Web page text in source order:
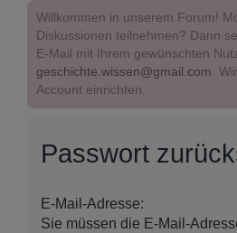
Willkommen in unserem Forum!
Diskussionen teilnehmen? Dann
E-Mail mit Ihrem gewünschten
geschichte.wissen@gmail.com.
Account einrichten.
Passwort
E-Mail-Adresse:
Sie müssen die E-Mail-